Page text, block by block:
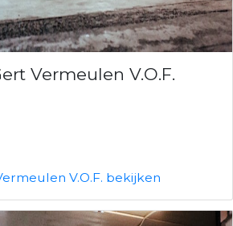
Vermeulen V.O.F.
V.O.F. bekijken